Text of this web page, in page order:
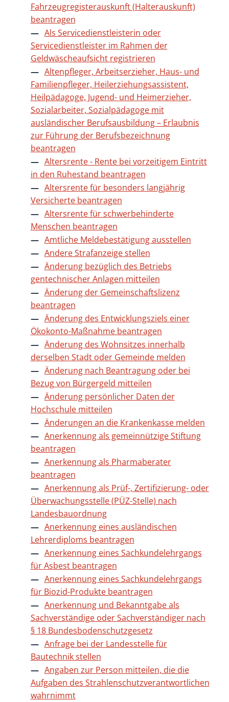
Fahrzeugregisterauskunft (Halterauskunft)
beantragen
Als Servicedienstleisterin oder
Servicedienstleister im Rahmen der
Geldwäscheaufsicht registrieren
Altenpfleger, Arbeitserzieher, Haus- und
Familienpfleger, Heilerziehungsassistent,
Heilpädagoge, Jugend- und Heimerzieher,
Sozialarbeiter, Sozialpädagoge mit
ausländischer Berufsausbildung – Erlaubnis
zur Führung der Berufsbezeichnung
beantragen
Altersrente - Rente bei vorzeitigem Eintritt
in den Ruhestand beantragen
Altersrente für besonders langjährig
Versicherte beantragen
Altersrente für schwerbehinderte
Menschen beantragen
Amtliche Meldebestätigung ausstellen
Andere Strafanzeige stellen
Änderung bezüglich des Betriebs
gentechnischer Anlagen mitteilen
Änderung der Gemeinschaftslizenz
beantragen
Änderung des Entwicklungsziels einer
Ökokonto-Maßnahme beantragen
Änderung des Wohnsitzes innerhalb
derselben Stadt oder Gemeinde melden
Änderung nach Beantragung oder bei
Bezug von Bürgergeld mitteilen
Änderung persönlicher Daten der
Hochschule mitteilen
Änderungen an die Krankenkasse melden
Anerkennung als gemeinnützige Stiftung
beantragen
Anerkennung als Pharmaberater
beantragen
Anerkennung als Prüf-, Zertifizierung- oder
Überwachungsstelle (PÜZ-Stelle) nach
Landesbauordnung
Anerkennung eines ausländischen
Lehrerdiploms beantragen
Anerkennung eines Sachkundelehrgangs
für Asbest beantragen
Anerkennung eines Sachkundelehrgangs
für Biozid-Produkte beantragen
Anerkennung und Bekanntgabe als
Sachverständige oder Sachverständiger nach
§ 18 Bundesbodenschutzgesetz
Anfrage bei der Landesstelle für
Bautechnik stellen
Angaben zur Person mitteilen, die die
Aufgaben des Strahlenschutzverantwortlichen
wahrnimmt